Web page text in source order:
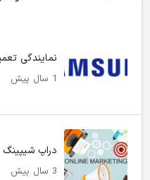
نمایندگی
1 سال پیش
دراپ
3 سال پیش